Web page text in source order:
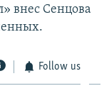
внес Сенцова
Follow us